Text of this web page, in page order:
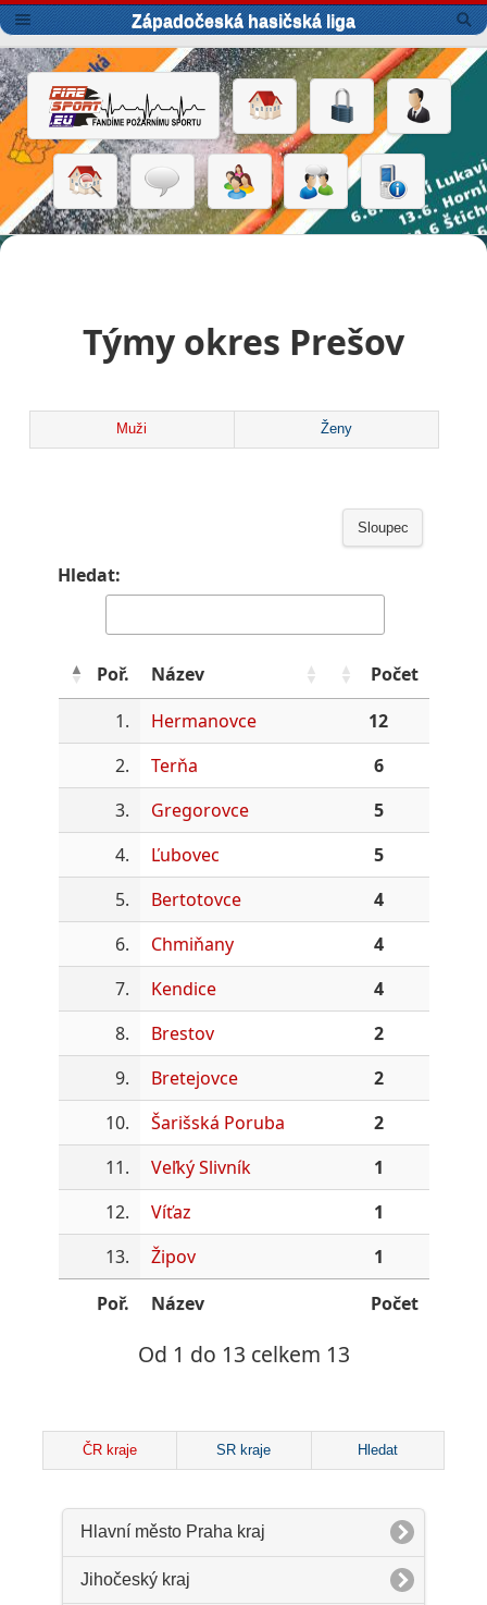
Západočeská hasičská liga
Týmy okres Prešov
Muži Ženy
Sloupec
Hledat:
Poř. Název
Počet
1.
Hermanovce
12
2.
Terňa
6
3.
Gregorovce
5
4.
Ľubovec
5
5.
Bertotovce
4
6.
Chmiňany
4
7.
Kendice
4
8.
Brestov
2
9.
Bretejovce
2
10.
Šarišská Poruba
2
11.
Veľký Slivník
1
12.
Víťaz
1
13.
Žipov
1
Poř.
Název Počet
Od 1 do 13 celkem 13
ČR kraje SR kraje Hledat
Hlavní město Praha kraj
Jihočeský kraj